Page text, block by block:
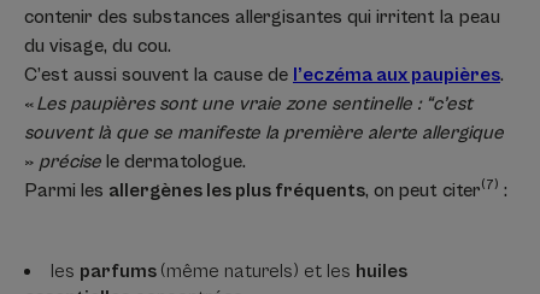
contenir des substances allergisantes qui irritent la peau
du visage, du cou.
C’est aussi souvent la cause de l’eczéma aux paupières.
«Les paupières sont une vraie zone sentinelle : “c’est
souvent là que se manifeste la première alerte allergique
» précise le dermatologue.
Parmi les allergènes les plus fréquents, on peut citer(7) :
les parfums (même naturels) et les huiles